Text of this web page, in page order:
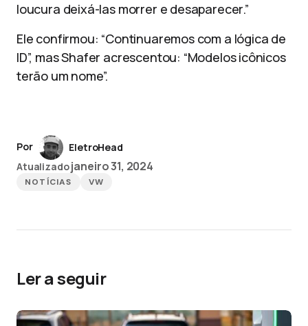
loucura deixá-las morrer e desaparecer.”
Ele confirmou: “Continuaremos com a lógica de
ID”, mas Shafer acrescentou: “Modelos icônicos
terão um nome”.
Por
EletroHead
Atualizadojaneiro 31, 2024
NOTÍCIAS VW
Ler a seguir